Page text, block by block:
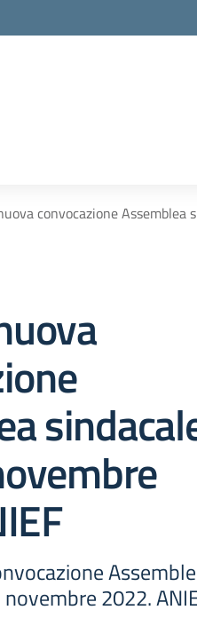
convocazione Assemblea
2022.